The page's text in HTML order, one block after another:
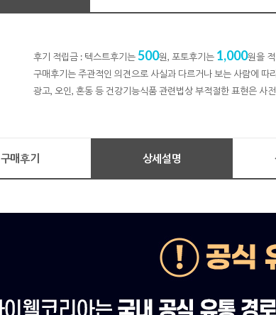
후기 적립금 : 텍스트후기는500원, 포토후기는 1,000원을
구매후기는 주관적인 의견으로 사실과 다르거나 보는 사람에 따
광고, 오인, 혼동 등 건강기능식품 관련법상 부적절한 표현은 사
구매후기 상세설명